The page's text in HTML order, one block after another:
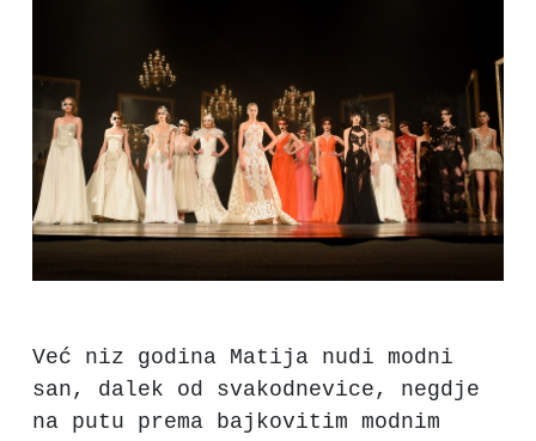
Već niz godina Matija nudi modni
san, dalek od svakodnevice, negdje
na putu prema bajkovitim modnim